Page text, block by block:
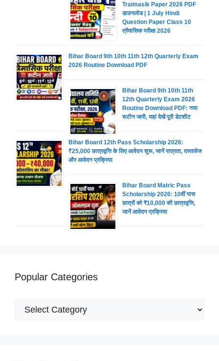
Traimasik Paper 2026 PDF
डाउनलोड | 1 July Hindi
Question Paper Class 10
त्रैमासिक परीक्षा 2026
Bihar Board 9th 10th 11th 12th Quarterly Exam
2026 Routine Download PDF
Bihar Board 9th 10th 11th
12th Quarterly Exam 2026
Routine Download PDF: नया
रूटीन जारी, यहां देखें पूरी डेटशीट
Bihar Board 12th Pass Scholarship 2026:
₹25,000 छात्रवृत्ति के लिए आवेदन शुरू, जानें पात्रता, दस्तावेज
और आवेदन प्रक्रिया
Bihar Board Matric Pass
Scholarship 2026: 10वीं पास
छात्रों को ₹10,000 की छात्रवृत्ति,
जानें आवेदन प्रक्रिया
Popular Categories
Popular